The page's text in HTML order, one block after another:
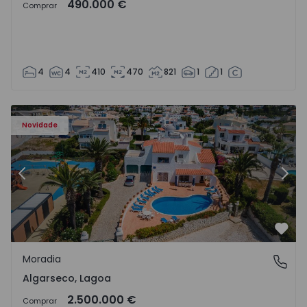
Comprar 490.000 €
4 4 410 470 821 1 1
Novidade
Moradia T6 Lagoa, Algarseco - 1523918 - 51
Anterior
Algarseco, Lagoa
Moradia
Algarseco, Lagoa
Comprar 2.500.000 €